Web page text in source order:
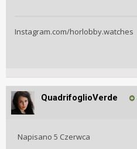
Instagram.com/horlobby.watches
QuadrifoglioVerde
Napisano 5 Czerwca